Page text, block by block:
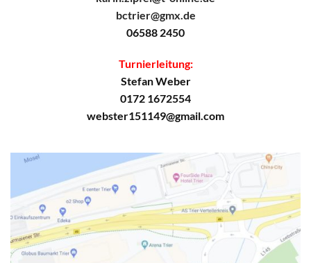
bctrier@gmx.de
06588 2450
Turnierleitung:
Stefan Weber
0172 1672554
webster151149@gmail.com